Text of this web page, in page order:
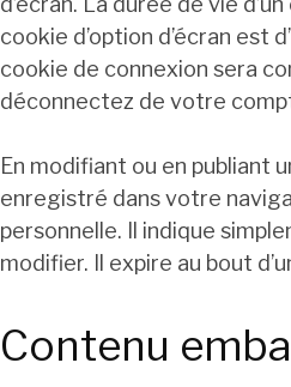
cookie d’option d’écran est
cookie de connexion sera
déconnectez de votre
En modifiant ou en publiant
enregistré dans votre
personnelle. Il indique
modifier. Il expire au bout
Contenu